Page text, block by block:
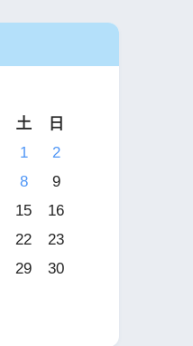
土
日
1
2
8
9
15
16
22
23
29
30